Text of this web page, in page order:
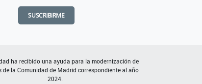
SUSCRIBIRME
ha recibido una ayuda para la modernización de
de la Comunidad de Madrid correspondiente al año
2024.